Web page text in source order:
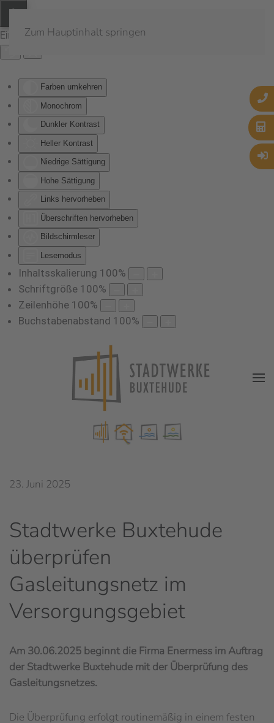
Eingabehilfen öffnen
Farben umkehren
Monochrom
Dunkler Kontrast
Heller Kontrast
Niedrige Sättigung
Hohe Sättigung
Links hervorheben
Überschriften hervorheben
Bildschirmleser
Lesemodus
Inhaltsskalierung 100%
Schriftgröße 100%
Zeilenhöhe 100%
Buchstabenabstand 100%
Zum Hauptinhalt springen
23. Juni 2025
Stadtwerke Buxtehude
überprüfen
Gasleitungsnetz im
Versorgungsgebiet
Am 30.06.2025 beginnt die Firma Enermess im Auftrag
der Stadtwerke Buxtehude mit der Überprüfung des
Gasleitungsnetzes.
Die Überprüfung erfolgt routinemäßig in einem festen